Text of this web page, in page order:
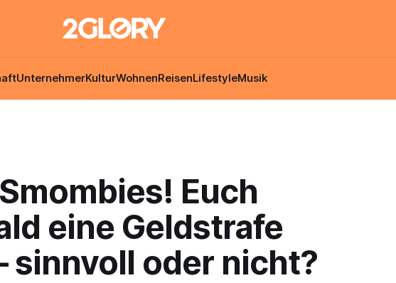
UnternehmerKulturWohnenReisenLifestyleMusik
Euch
eine Geldstrafe
oder nicht?